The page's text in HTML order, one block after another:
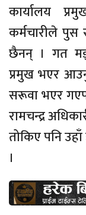
कार्यालय
कर्मचारीले
छैनन् । गत
प्रमुख भएर
सरूवा भएर
रामचन्द्र
तोकिए पनि
।